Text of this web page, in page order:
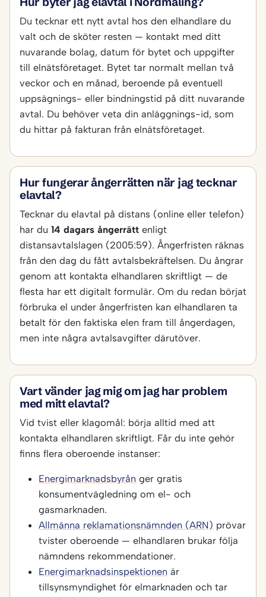
Du tecknar ett nytt avtal hos den elhandlare du
valt och de sköter resten — kontakt med ditt
nuvarande bolag, datum för bytet och uppgifter
till elnätsföretaget. Bytet tar normalt mellan två
veckor och en månad, beroende på eventuell
uppsägnings- eller bindningstid på ditt nuvarande
avtal. Du behöver veta din anläggnings-id, som
du hittar på fakturan från elnätsföretaget.
Hur fungerar ångerrätten när jag tecknar
elavtal?
Tecknar du elavtal på distans (online eller telefon)
har du 14 dagars ångerrätt enligt
distansavtalslagen (2005:59). Ångerfristen räknas
från den dag du fått avtalsbekräftelsen. Du ångrar
genom att kontakta elhandlaren skriftligt — de
flesta har ett digitalt formulär. Om du redan börjat
förbruka el under ångerfristen kan elhandlaren ta
betalt för den faktiska elen fram till ångerdagen,
men inte några avtalsavgifter därutöver.
Vart vänder jag mig om jag har problem
med mitt elavtal?
Vid tvist eller klagomål: börja alltid med att
kontakta elhandlaren skriftligt. Får du inte gehör
finns flera oberoende instanser:
Energimarknadsbyrån ger gratis
konsumentvägledning om el- och
gasmarknaden.
Allmänna reklamationsnämnden (ARN) prövar
tvister oberoende — elhandlaren brukar följa
nämndens rekommendationer.
Energimarknadsinspektionen är
tillsynsmyndighet för elmarknaden och tar